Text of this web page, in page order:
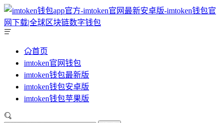
首页
imtoken官网钱包
imtoken钱包最新版
imtoken钱包安卓版
imtoken钱包苹果版